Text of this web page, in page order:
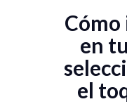
Cómo
en
el